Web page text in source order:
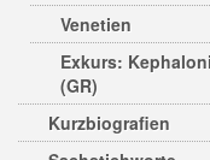
Venetien
Exkurs:
(GR)
Kurzbiografien